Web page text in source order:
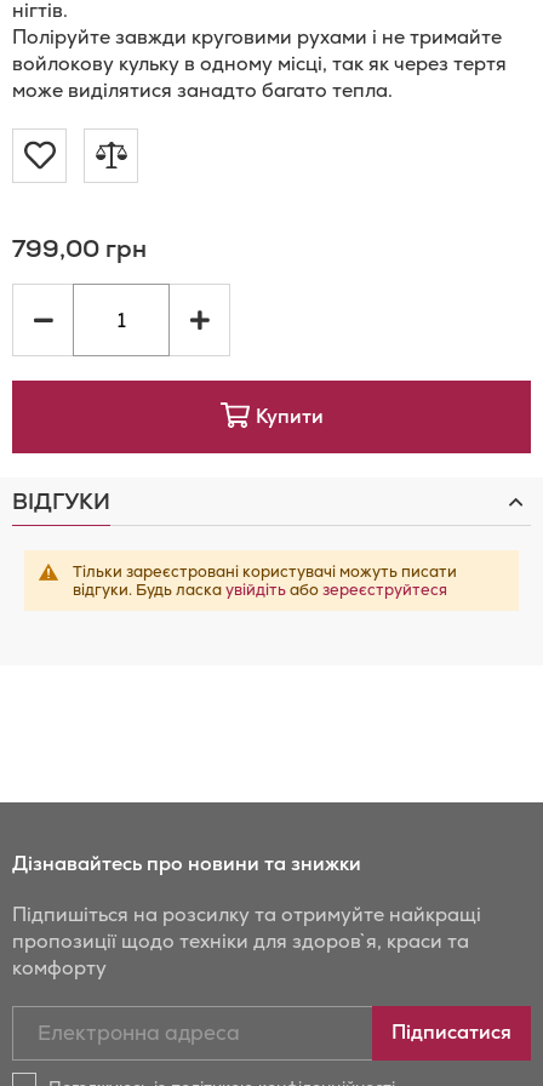
нігтів.
Поліруйте завжди круговими рухами і не тримайте
войлокову кульку в одному місці, так як через тертя
може виділятися занадто багато тепла.
Додати
Списку
Бажань
Додати
порівняння
799,00 грн
Купити
ВІДГУКИ
Тільки зареєстровані користувачі можуть писати
відгуки. Будь ласкаувійдітьабозереєструйтеся
Дізнавайтесь про новини та знижки
Підпишіться на розсилку та отримуйте найкращі
пропозиції щодо техніки для здоров`я, краси та
комфорту
новини
Підписатися